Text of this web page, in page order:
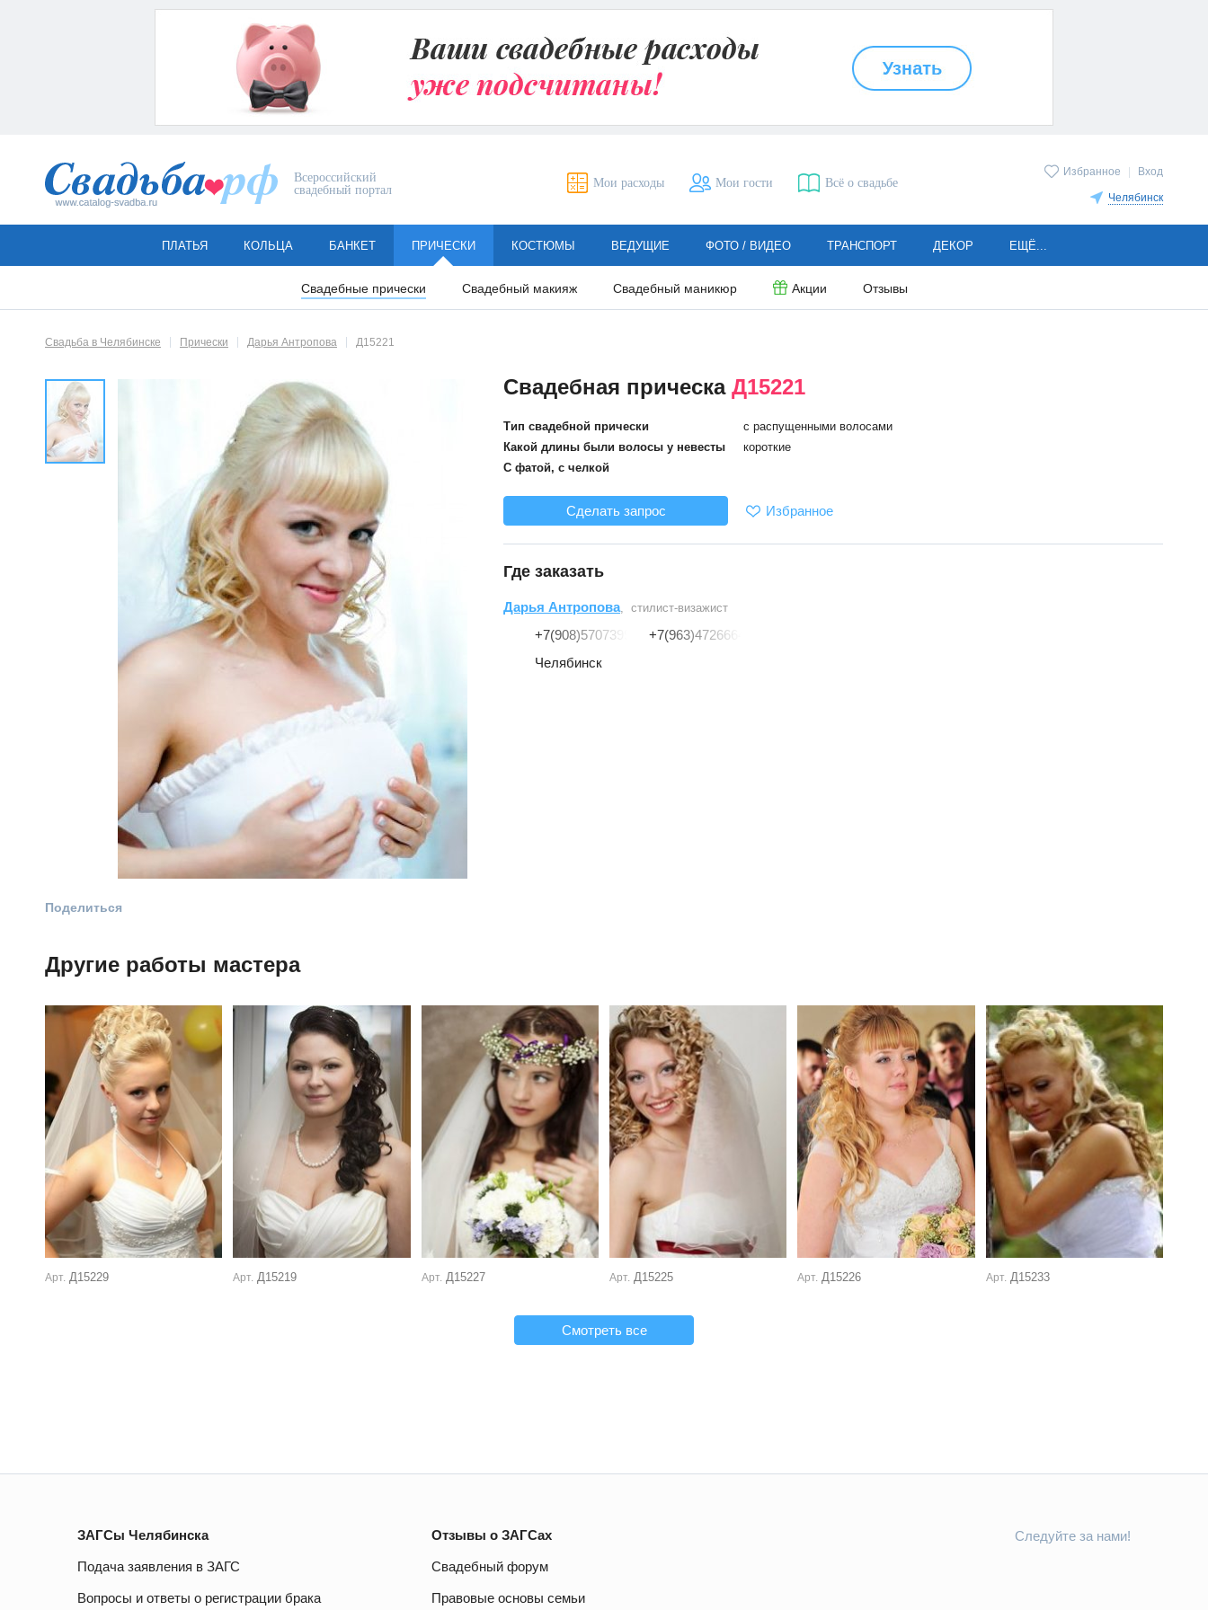
Всероссийский
свадебный портал
Избранное Вход
Челябинск
Мои расходы Мои гости Всё о свадьбе
ПЛАТЬЯ КОЛЬЦА БАНКЕТ ПРИЧЕСКИ
Свадебные прически Свадебный макияж Свадебный маникюр Акции Отзывы
КОСТЮМЫ ВЕДУЩИЕ ФОТО / ВИДЕО ТРАНСПОРТ ДЕКОР ЕЩЁ...
Свадьба в Челябинске Прически Дарья Антропова Д15221
Поделиться
Свадебная прическа Д15221
Тип свадебной прически
с распущенными волосами
Какой длины были волосы у невесты
короткие
С фатой, с челкой
Сделать запрос Избранное
Где заказать
Дарья Антропова, стилист-визажист
+7(908)5707399
+7(963)4726664
Челябинск
Другие работы мастера
Арт. Д15229 Арт. Д15219 Арт.Д15227 Арт.Д15225 Арт. Д15226 Арт.Д15233
Смотреть все
ЗАГСы Челябинска
Подача заявления в ЗАГС
Вопросы и ответы о регистрации брака
Отзывы о ЗАГСах
Свадебный форум
Правовые основы семьи
Следуйте за нами!